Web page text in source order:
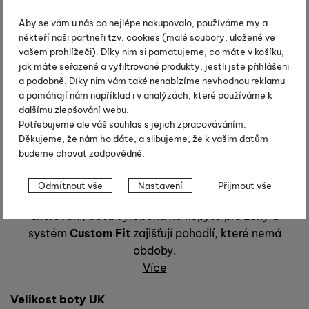
Aby se vám u nás co nejlépe nakupovalo, používáme my a
někteří naši partneři tzv. cookies (malé soubory, uložené ve
vašem prohlížeči). Díky nim si pamatujeme, co máte v košíku,
jak máte seřazené a vyfiltrované produkty, jestli jste přihlášeni
a podobně. Díky nim vám také nenabízíme nevhodnou reklamu
a pomáhají nám například i v analýzách, které používáme k
dalšímu zlepšování webu.
Potřebujeme ale váš souhlas s jejich zpracováváním.
Děkujeme, že nám ho dáte, a slibujeme, že k vašim datům
budeme chovat zodpovědně.
Nastavení souhlasů s kategoriemi
cookies
Technickébez těchto cookies náš web nebude fungovat
VŽDY AKTIVNÍ
Technické cookies umožňují váš průchod nákupním košíkem,
nastavovat znovu a abyste se s námi mohli spojit např. pomocí
Odmítnout vše Nastavení Přijmout vše
Salomon RS Vitane Carbon
Kód produktu:
L39131600/2017
vysoce funkční bruslařská bota pro ženy, lehká a
šněrování, bota vyrobená na kopytě pro ženy a
systém Custom Fitzajišťují pohodlí, které nemá
obdoby.
Více
Vyberte variantu
Velikost boty UK